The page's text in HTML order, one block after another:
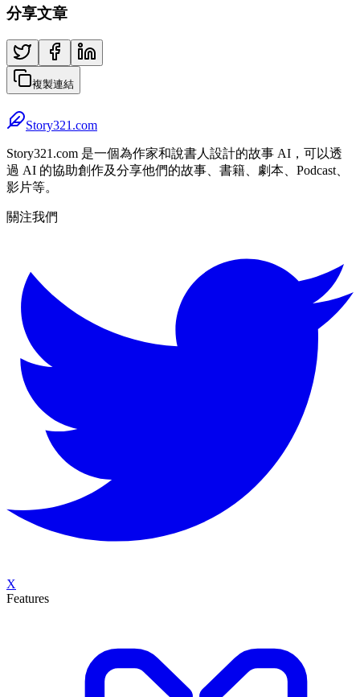
分享文章
複製連結
Story321.com
Story321.com 是一個為作家和說書人設計的故事 AI，可以透
過 AI 的協助創作及分享他們的故事、書籍、劇本、Podcast、
影片等。
關注我們
X
Features